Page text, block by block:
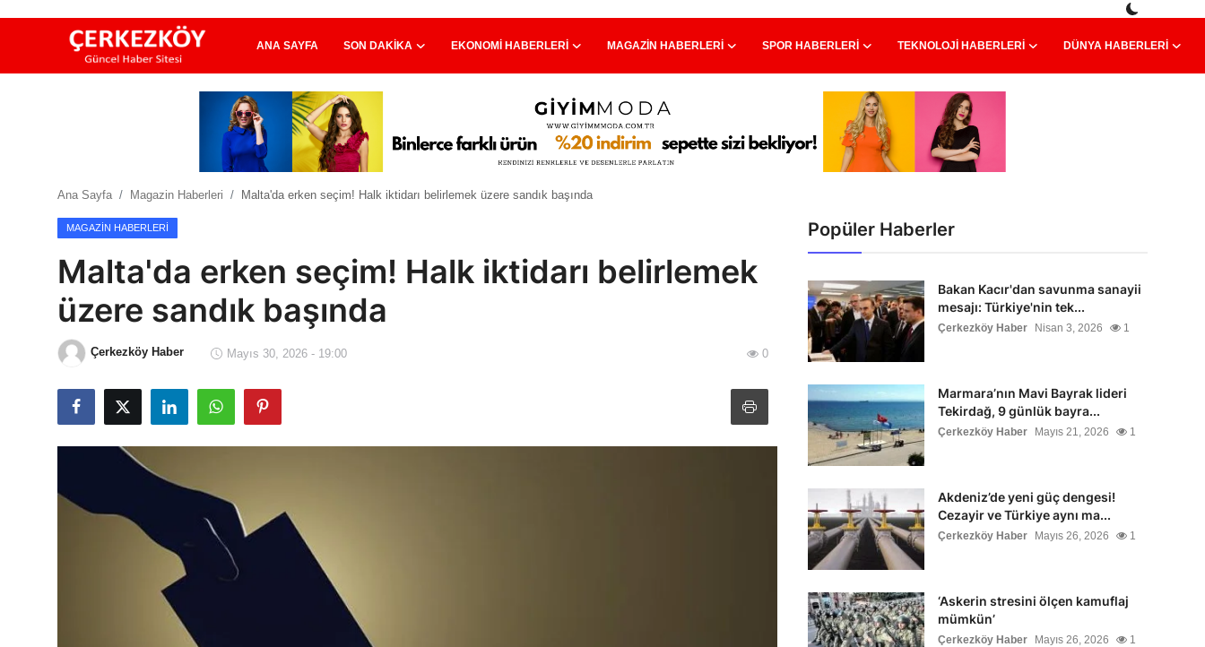
ANA SAYFA SON DAKIKA EKONOMI HABERLERI MAGAZIN HABERLERI SPOR HABERLERI TEKNOLOJI HABERLERI DÜNYA HABERLERI
Ekonomi Haberleri
Teknoloji Haberleri
Çerkezköy
Ana Sayfa Magazin Haberleri Malta'da erken seçim! Halk iktidarı belirlemek üzere sandık başında
MAGAZIN HABERLERI
Malta'da erken seçim! Halk iktidarı belirlemek
üzere sandık başında
Çerkezköy Haber Mayıs 30, 2026 - 19:00 0
Popüler Haberler
Bakan Kacır'dan savunma sanayii
mesajı: Türkiye'nin tek...
Çerkezköy Haber Nisan 3, 2026 1
Marmara’nın Mavi Bayrak lideri
Tekirdağ, 9 günlük bayra...
Çerkezköy Haber Mayıs 21, 2026 1
Akdeniz’de yeni güç dengesi!
Cezayir ve Türkiye aynı ma...
Çerkezköy Haber Mayıs 26, 2026 1
‘Askerin stresini ölçen kamuflaj
mümkün’
Çerkezköy Haber Mayıs 26, 2026 1